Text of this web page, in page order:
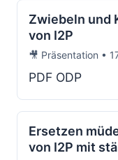
Zwiebeln und
von I2P
🎥 Präsentation •
PDF ODP
Ersetzen
von I2P mit